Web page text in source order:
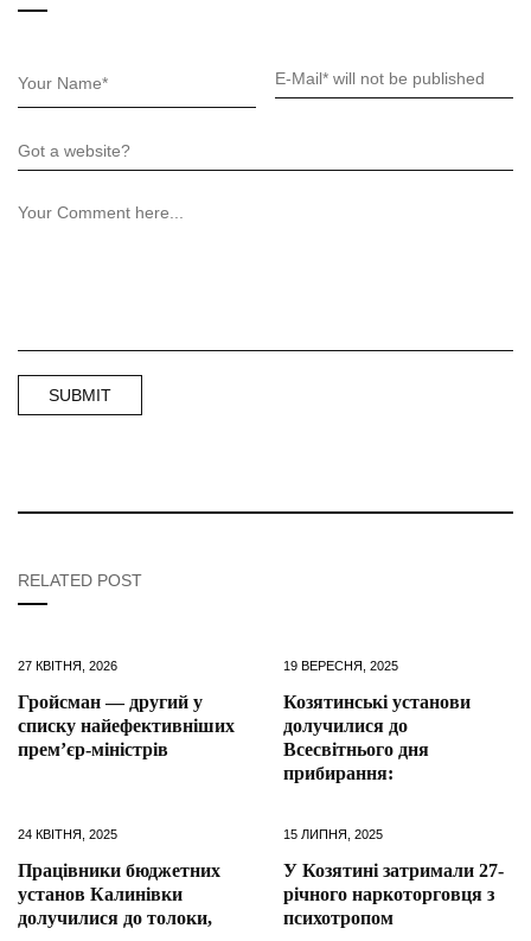
RELATED POST
27 КВІТНЯ, 2026
Гройсман — другий у
списку найефективніших
прем’єр-міністрів
19 ВЕРЕСНЯ, 2025
Козятинські установи
долучилися до
Всесвітнього дня
прибирання:
24 КВІТНЯ, 2025
Працівники бюджетних
установ Калинівки
долучилися до толоки,
15 ЛИПНЯ, 2025
У Козятині затримали 27-
річного наркоторговця з
психотропом